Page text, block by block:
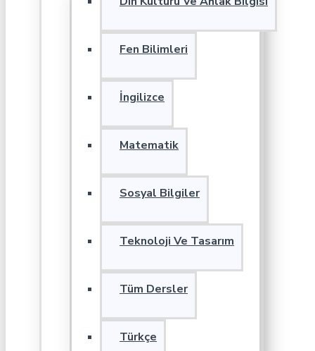
Fen Bilimleri
İngilizce
Matematik
Sosyal Bilgiler
Teknoloji Ve Tasarım
Tüm Dersler
Türkçe